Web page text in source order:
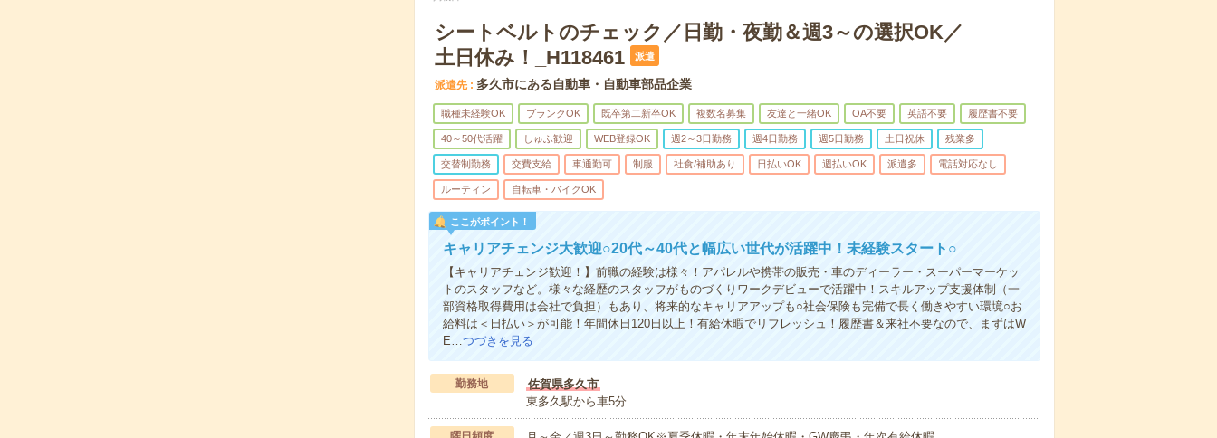
シートベルトのチェック／日勤・夜勤＆週3～の選択OK／
土日休み！_H118461
派遣
派遣先 多久市にある自動車・自動車部品企業
職種未経験OK ブランクOK 既卒第二新卒OK 複数名募集 友達と一緒OK OA不要 英語不要 履歴書不要
40～50代活躍 しゅふ歓迎 WEB登録OK 週2～3日勤務 週4日勤務 週5日勤務 土日祝休 残業多
交替制勤務 交費支給 車通勤可 制服 社食/補助あり 日払いOK 週払いOK 派遣多 電話対応なし
ルーティン 自転車・バイクOK
ここがポイント！
キャリアチェンジ大歓迎○20代～40代と幅広い世代が活躍中！未経験スタート○
【キャリアチェンジ歓迎！】前職の経験は様々！アパレルや携帯の販売・車のディーラー・スーパーマーケッ
トのスタッフなど。様々な経歴のスタッフがものづくりワークデビューで活躍中！スキルアップ支援体制（一
部資格取得費用は会社で負担）もあり、将来的なキャリアアップも○社会保険も完備で長く働きやすい環境○お
給料は＜日払い＞が可能！年間休日120日以上！有給休暇でリフレッシュ！履歴書＆来社不要なので、まずはW
E…つづきを見る
勤務地
佐賀県多久市
東多久駅から車5分